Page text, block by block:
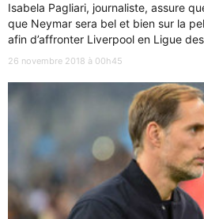
Isabela Pagliari, journaliste, assure
que Neymar sera bel et bien sur la
afin d’affronter Liverpool en Ligue
26 novembre 2018 à 00h45